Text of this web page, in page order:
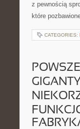
z pewnością
które
CATEGORIES: